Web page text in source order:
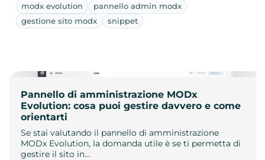
modx evolution
pannello admin modx
gestione sito modx
snippet
Pannello di amministrazione MODx
Evolution: cosa puoi gestire davvero e come
orientarti
Se stai valutando il pannello di amministrazione
MODx Evolution, la domanda utile è se ti permetta di
gestire il sito in…